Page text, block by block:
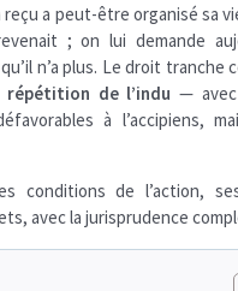
reçu a peut-être organisé sa
; on lui demande
n’a plus. Le droit tranche
répétition de l’indu —
à l’accipiens,
conditions de l’action,
avec la jurisprudence